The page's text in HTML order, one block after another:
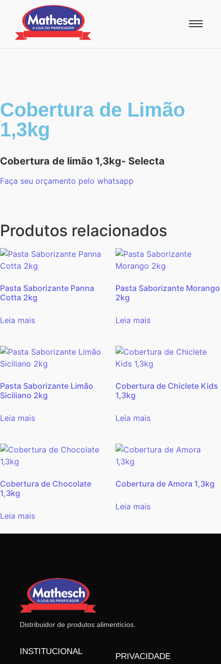
Cobertura de Limão
1,3kg
Cobertura de limão 1,3kg- Selecta
Faça seu orçamento pelo whatsapp
Produtos relacionados
Pasta Saborizante Panna
Cotta 2kg
Leia mais
Pasta Saborizante Morango
2kg
Leia mais
Pasta Saborizante Limão
Siciliano 2kg
Leia mais
Cobertura de Chiclete Kids
1,3kg
Leia mais
Cobertura de Chocolate
1,3kg
Leia mais
Cobertura de Amora 1,3kg
Leia mais
Distribuidor de produtos alimentícios.
INSTITUCIONAL
PRIVACIDADE